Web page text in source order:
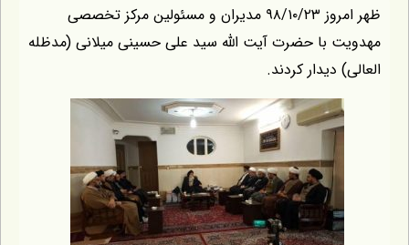
ظهر امروز ۹۸/۱۰/۲۳ مدیران و مسئولین مرکز تخصصی
با حضرت آیت الله سید علی حسینی میلانی (مدظله
کردند.